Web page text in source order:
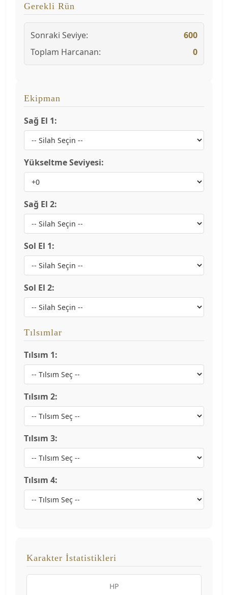
Gerekli Rün
Sonraki Seviye:
600
Toplam Harcanan:
0
Ekipman
Sağ El 1:
Yükseltme Seviyesi:
Sağ El 2:
Sol El 1:
Sol El 2:
Tılsımlar
Tılsım 1:
Tılsım 2:
Tılsım 3:
Tılsım 4:
Karakter İstatistikleri
HP